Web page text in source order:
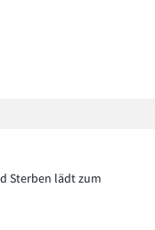
Sterben lädt zum